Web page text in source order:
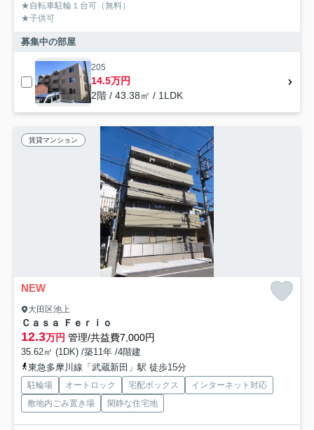
★自転車駐輪１台可（無料）
★子供可
募集中の部屋
205
14.5万円
2階 / 43.38㎡ / 1LDK
賃貸マンション
NEW
大田区池上
Ｃａｓａ Ｆｅｒｉｏ
12.3万円 管理/共益費7,000円
35.62㎡ (1DK) /築11年 /4階建
東急多摩川線「武蔵新田」駅 徒歩15分
駐輪場 オートロック 宅配ボックス
インターネット対応
敷地内ごみ置き場
閑静な住宅地